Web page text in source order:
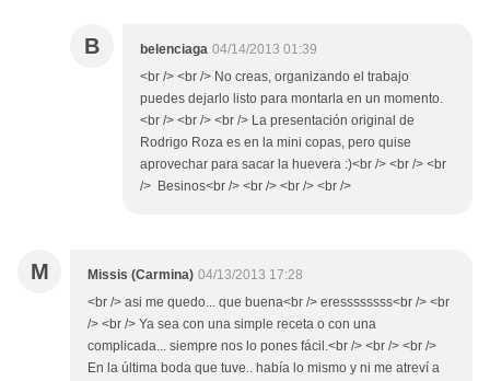
B belenciaga 04/14/2013 01:39
<br /> <br /> No creas, organizando el trabajo
puedes dejarlo listo para montarla en un momento.
<br /> <br /> <br /> La presentación original de
Rodrigo Roza es en la mini copas, pero quise
aprovechar para sacar la huevera :)<br /> <br /> <br
/> Besinos<br /> <br /> <br /> <br />
M Missis (Carmina) 04/13/2013 17:28
<br /> asi me quedo... que buena<br /> eressssssss<br /> <br
/> <br /> Ya sea con una simple receta o con una
complicada... siempre nos lo pones fácil.<br /> <br /> <br />
En la última boda que tuve.. había lo mismo y ni me atreví a